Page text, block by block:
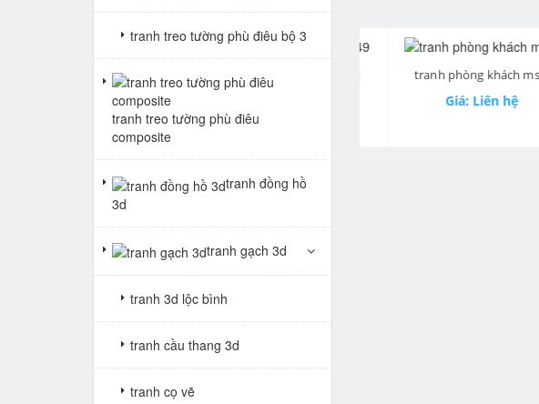
tranh phòng khách ms50 tranh phòng khách ms49 tranh phòng khách ms48
Giá: Liên hệ
prev
tranh treo tường phù điêu bộ 3
tranh treo tường phù điêu
composite
tranh đồng hồ
3d
tranh gạch 3d
tranh 3d lộc bình
tranh cầu thang 3d
tranh cọ vẽ